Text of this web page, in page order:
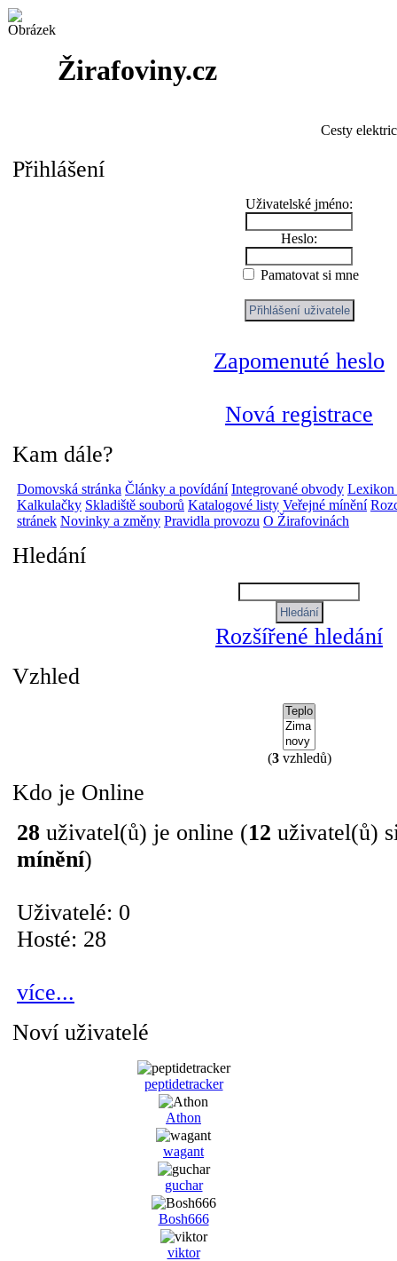
Žirafoviny.cz
Cesty
Přihlášení
Uživatelské jméno:
Heslo:
Pamatovat si mne
Zapomenuté heslo
Nová registrace
Kam dále?
Domovská stránka Články a povídání Integrované obvody Lexikon
Kalkulačky Skladiště souborů Katalogové listy Veřejné mínění
stránek Novinky a změny Pravidla provozu O Žirafovinách
Hledání
Rozšířené hledání
Vzhled
(3vzhledů)
Kdo je Online
28 uživatel(ů) je online (12 uživatel(ů)
mínění)
Uživatelé: 0
Hosté: 28
více...
Noví uživatelé
peptidetracker
Athon
wagant
guchar
Bosh666
viktor